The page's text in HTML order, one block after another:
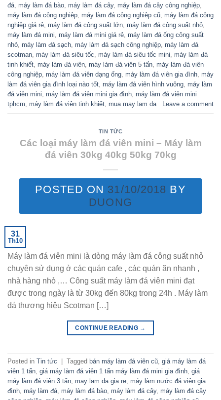
đá, máy làm đá bào, máy làm đá cây, máy làm đá cây công nghiệp,
máy làm đá công nghiệp, máy làm đá công nghiệp cũ, máy làm đá công
nghiệp giá rẻ, máy làm đá công suất lớn, máy làm đá công suất nhỏ,
máy làm đá mini, máy làm đá mini giá rẻ, máy làm đá ống công suất
nhỏ, máy làm đá sạch, máy làm đá sạch công nghiệp, máy làm đá
scotman, máy làm đá siêu tốc, máy làm đá siêu tốc mini, máy làm đá
tinh khiết, máy làm đá viên, máy làm đá viên 5 tấn, máy làm đá viên
công nghiệp, máy làm đá viên dạng ống, máy làm đá viên gia đình, máy
làm đá viên gia đình loại nào tốt, máy làm đá viên hình vuông, máy làm
đá viên mini, máy làm đá viên mini gia đình, máy làm đá viên mini
tphcm, máy làm đá viên tinh khiết, mua may lam da Leave a comment
TIN TỨC
Các loại máy làm đá viên mini – Máy làm
đá viên 30kg 40kg 50kg 70kg
POSTED ON 31/10/2018 BY
DUONG
31
Th10
Máy làm đá viên mini là dòng máy làm đá công suất nhỏ
chuyên sử dụng ở các quán cafe , các quán ăn nhanh ,
nhà hàng nhỏ ,… Công suất máy làm đá viên mini đạt
được trong ngày là từ 30kg đến 80kg trong 24h . Máy làm
đá thương hiệu Scotman […]
CONTINUE READING →
Posted in Tin tức Tagged bán máy làm đá viên cũ giá máy làm đá
viên 1 tấn giá máy làm đá viên 1 tấn máy làm đá mini gia đình giá
máy làm đá viên 3 tấn may lam da gia re máy làm nước đá viên gia
đình máy làm đá máy làm đá bào máy làm đá cây, máy làm đá cây